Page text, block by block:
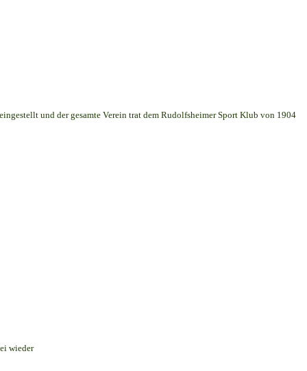
und der gesamte Verein trat dem Rudolfsheimer Sport Klub von 1904
wieder